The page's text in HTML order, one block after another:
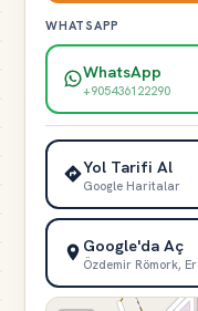
WHATSAPP
WhatsApp
+905436122290
Yol Tarifi Al
Google Haritalar
Google'da Aç
Özdemir Römork,